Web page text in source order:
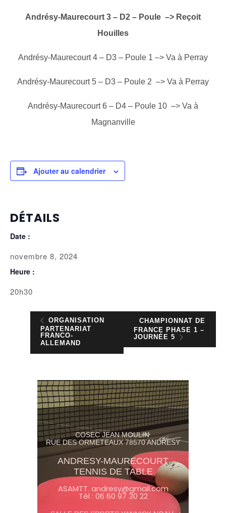
Andrésy-Maurecourt 3 – D2 – Poule –> Reçoit
Houilles
Andrésy-Maurecourt 4 – D3 – Poule 1 –> Va à Perray
Andrésy-Maurecourt 5 – D3 – Poule 2 –> Va à Perray
Andrésy-Maurecourt 6 – D4 – Poule 10 –> Va à
Magnanville
Ajouter au calendrier
DÉTAILS
Date :
novembre 8, 2024
Heure :
20h30
ORGANISATION
PARTENARIAT
FRANCO-
ALLEMAND
CHAMPIONNAT DE
FRANCE PHASE 1 –
JOURNÉE 5
COSEC JEAN MOULIN
RUE DES ORMETEAUX 78570 ANDRESY
ANDRESY-MAURECOURT
TENNIS DE TABLE
ASAMTT. andresy@gmail.com
Tél : 06 60 97 30 22